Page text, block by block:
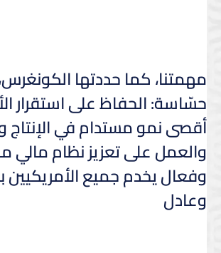
مهمتنا، كما حددتها
حسّاسة: الحفاظ على استقرار
أقصى نمو مستدام في الإنتاج
والعمل على تعزيز نظام مالي
وفعال يخدم جميع
وعادل